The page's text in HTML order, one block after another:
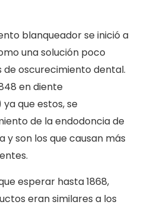
blanqueador se inició a
una solución poco
de oscurecimiento dental.
en diente
que estos, se
de la endodoncia de
son los que causan más
esperar hasta 1868,
eran similares a los